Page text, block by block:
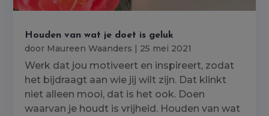
Houden van wat je doet is geluk
door Maureen Waanders | 25 mei 2021
Werk dat jou motiveert en inspireert, zodat
het bijdraagt aan wie jij wilt zijn. Dat klinkt
niet alleen mooi, dat is het ook. Doen
waarvan je houdt is vrijheid. Houden van wat